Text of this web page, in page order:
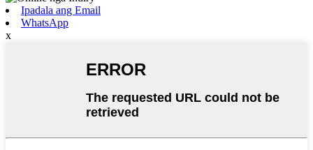
Ipadala ang Email
WhatsApp
x